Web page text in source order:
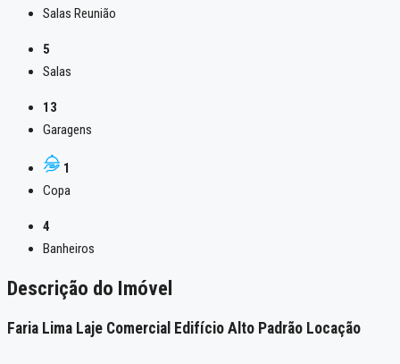
Salas Reunião
5
Salas
13
Garagens
1
Copa
4
Banheiros
Descrição do Imóvel
Faria Lima Laje Comercial Edifício Alto Padrão Locação